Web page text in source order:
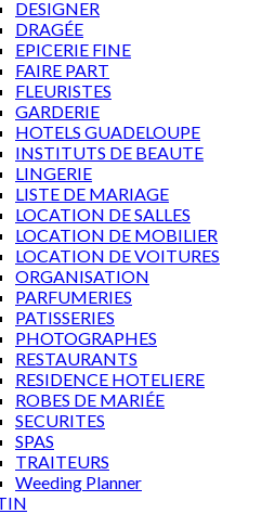
DESIGNER
DRAGÉE
EPICERIE FINE
FAIRE PART
FLEURISTES
GARDERIE
HOTELS GUADELOUPE
INSTITUTS DE BEAUTE
LINGERIE
LISTE DE MARIAGE
LOCATION DE SALLES
LOCATION DE MOBILIER
LOCATION DE VOITURES
ORGANISATION
PARFUMERIES
PATISSERIES
PHOTOGRAPHES
RESTAURANTS
RESIDENCE HOTELIERE
ROBES DE MARIÉE
SECURITES
SPAS
TRAITEURS
Weeding Planner